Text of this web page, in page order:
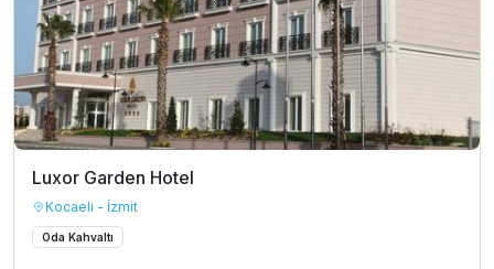
Luxor Garden Hotel
Kocaeli - İzmit
Oda Kahvaltı